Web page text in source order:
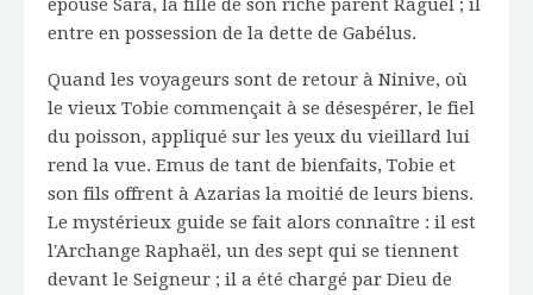
épouse Sara, la fille de son riche parent Raguel ; il
entre en possession de la dette de Gabélus.
Quand les voyageurs sont de retour à Ninive, où
le vieux Tobie commençait à se désespérer, le fiel
du poisson, appliqué sur les yeux du vieillard lui
rend la vue. Emus de tant de bienfaits, Tobie et
son fils offrent à Azarias la moitié de leurs biens.
Le mystérieux guide se fait alors connaître : il est
l'Archange Raphaël, un des sept qui se tiennent
devant le Seigneur ; il a été chargé par Dieu de